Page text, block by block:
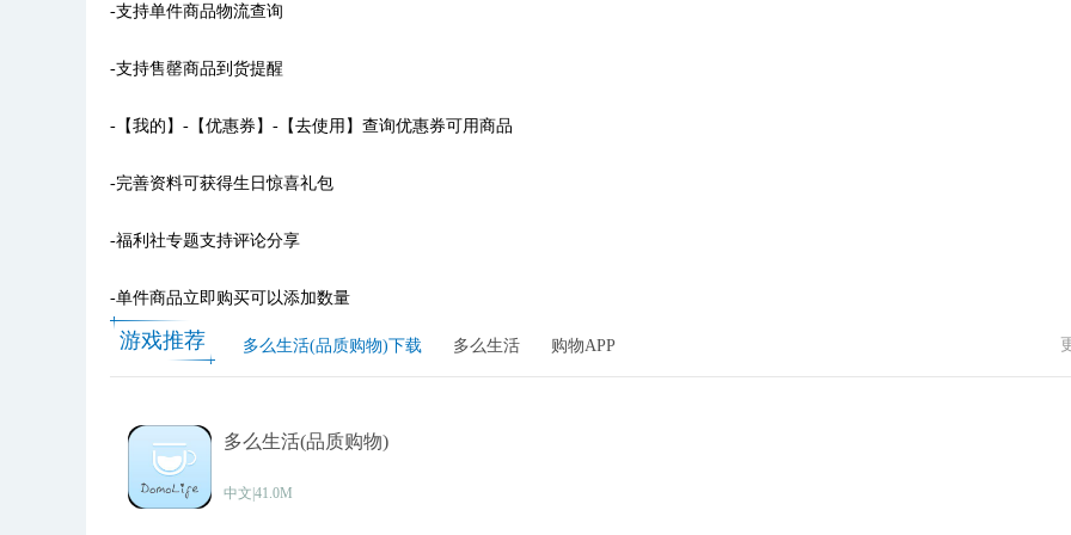
-支持单件商品物流查询
-支持售罄商品到货提醒
-【我的】-【优惠券】-【去使用】查询优惠券可用商品
-完善资料可获得生日惊喜礼包
-福利社专题支持评论分享
-单件商品立即购买可以添加数量
游戏推荐 多么生活(品质购物)下载 多么生活 购物APP
多么生活(品质购物)
中文|41.0M